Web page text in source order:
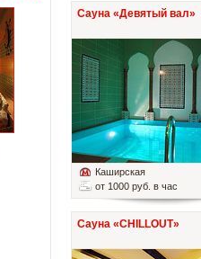
Сауна «Девятый вал»
Каширская
от 1000 руб. в час
Сауна «CHILLOUT»